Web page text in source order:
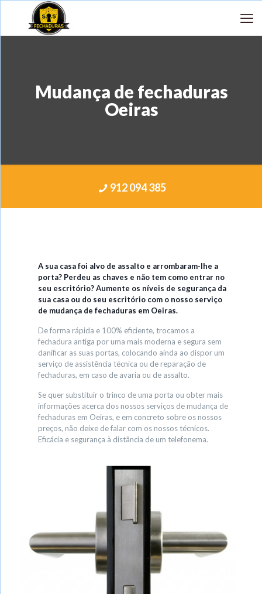
Mudança de fechaduras
Oeiras
912 094 385
A sua casa foi alvo de assalto e arrombaram-lhe a
porta? Perdeu as chaves e não tem como entrar no
seu escritório? Aumente os níveis de segurança da
sua casa ou do seu escritório com o nosso serviço
de mudança de fechaduras em Oeiras.
De forma rápida e 100% eficiente, trocamos a
fechadura antiga por uma mais moderna e segura sem
danificar as suas portas, colocando ainda ao dispor um
serviço de assistência técnica ou de reparação de
fechaduras, em caso de avaria ou de assalto.
Se quer substituir o trinco de uma porta ou obter mais
informações acerca dos nossos serviços de mudança de
fechaduras em Oeiras, e em concreto sobre os nossos
preços, não deixe de falar com os nossos técnicos.
Eficácia e segurança à distância de um telefonema.